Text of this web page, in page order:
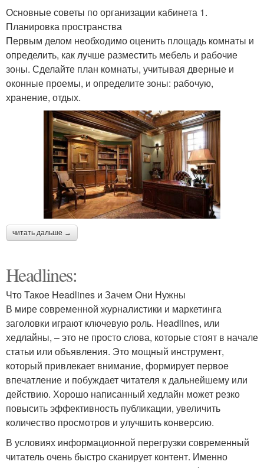
Основные советы по организации кабинета 1.
Планировка пространства
Первым делом необходимо оценить площадь комнаты и
определить, как лучше разместить мебель и рабочие
зоны. Сделайте план комнаты, учитывая дверные и
оконные проемы, и определите зоны: рабочую,
хранение, отдых.
читать дальше →
Headlines:
Что Такое Headlines и Зачем Они Нужны
В мире современной журналистики и маркетинга
заголовки играют ключевую роль. Headlines, или
хедлайны, – это не просто слова, которые стоят в начале
статьи или объявления. Это мощный инструмент,
который привлекает внимание, формирует первое
впечатление и побуждает читателя к дальнейшему или
действию. Хорошо написанный хедлайн может резко
повысить эффективность публикации, увеличить
количество просмотров и улучшить конверсию.
В условиях информационной перегрузки современный
читатель очень быстро сканирует контент. Именно